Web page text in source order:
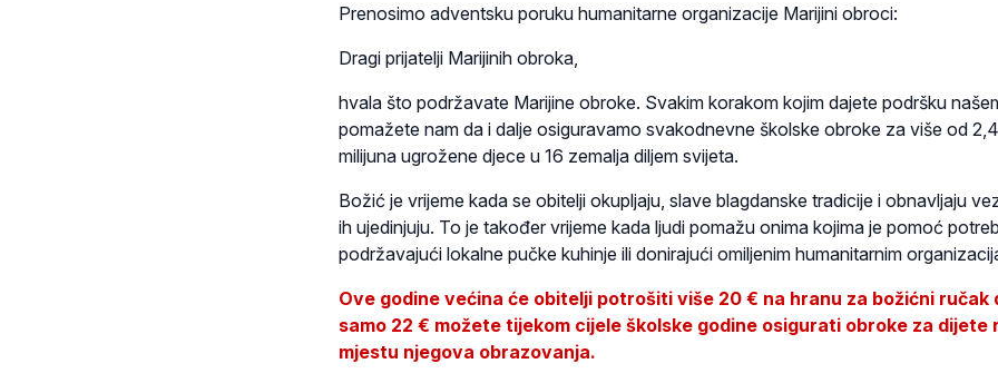
Prenosimo adventsku poruku humanitarne organizacije Marijini obroci:
Dragi prijatelji Marijinih obroka,
hvala što podržavate Marijine obroke. Svakim korakom kojim dajete podršku
pomažete nam da i dalje osiguravamo svakodnevne školske obroke za više od 2,4
milijuna ugrožene djece u 16 zemalja diljem svijeta.
Božić je vrijeme kada se obitelji okupljaju, slave blagdanske tradicije i obnavljaju
ih ujedinjuju. To je također vrijeme kada ljudi pomažu onima kojima je pomoć
podržavajući lokalne pučke kuhinje ili donirajući omiljenim humanitarnim
Ove godine većina će obitelji potrošiti više 20 € na hranu za božićni ručak
samo 22 € možete tijekom cijele školske godine osigurati obroke za dijete
mjestu njegova obrazovanja.